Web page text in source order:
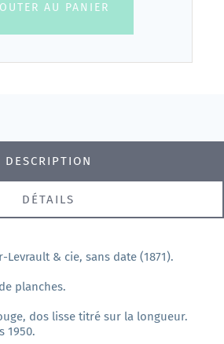
AU PANIER
DESCRIPTION
DÉTAILS
Levrault & cie, sans date (1871).
planches.
dos lisse titré sur la longueur.
1950.